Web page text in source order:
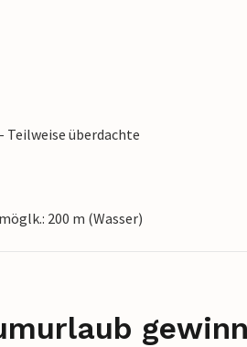
Teilweise überdachte
200 m (Wasser)